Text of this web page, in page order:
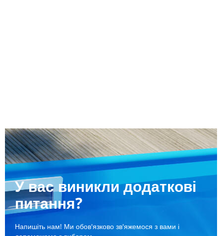
У вас виникли додаткові
питання?
Напишіть нам! Ми обов'язково зв'яжемося з вами і